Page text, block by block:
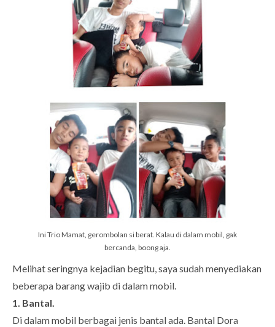
Ini Trio Mamat, gerombolan si berat. Kalau di dalam mobil, gak
bercanda, boong aja.
Melihat seringnya kejadian begitu, saya sudah menyediakan
beberapa barang wajib di dalam mobil.
1. Bantal.
Di dalam mobil berbagai jenis bantal ada. Bantal Dora